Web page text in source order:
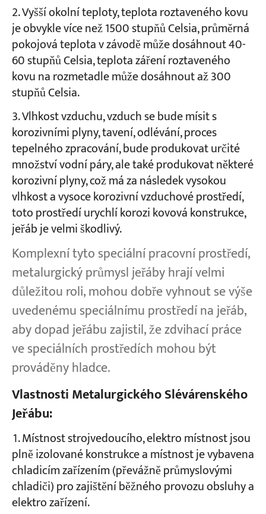
Vyšší okolní teploty, teplota roztaveného kovu
je obvykle více než 1500 stupňů Celsia, průměrná
pokojová teplota v závodě může dosáhnout 40-
60 stupňů Celsia, teplota záření roztaveného
kovu na rozmetadle může dosáhnout až 300
stupňů Celsia.
Vlhkost vzduchu, vzduch se bude mísit s
korozivními plyny, tavení, odlévání, proces
tepelného zpracování, bude produkovat určité
množství vodní páry, ale také produkovat některé
korozivní plyny, což má za následek vysokou
vlhkost a vysoce korozivní vzduchové prostředí,
toto prostředí urychlí korozi kovová konstrukce,
jeřáb je velmi škodlivý.
Komplexní tyto speciální pracovní prostředí,
metalurgický průmysl jeřáby hrají velmi
důležitou roli, mohou dobře vyhnout se výše
uvedenému speciálnímu prostředí na jeřáb,
aby dopad jeřábu zajistil, že zdvihací práce
ve speciálních prostředích mohou být
prováděny hladce.
Vlastnosti Metalurgického Slévárenského
Jeřábu:
Místnost strojvedoucího, elektro místnost jsou
plně izolované konstrukce a místnost je vybavena
chladicím zařízením (převážně průmyslovými
chladiči) pro zajištění běžného provozu obsluhy a
elektro zařízení.